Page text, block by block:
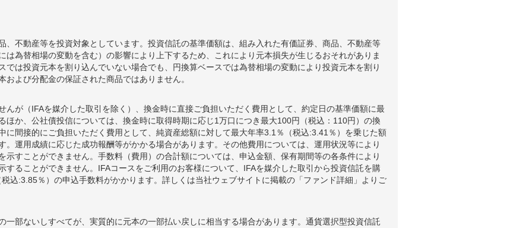
、不動産等を投資対象としています。投資信託の基準価額は、組み入れた有価証券、商品、不動産等
は為替相場の変動を含む）の影響により上下するため、これにより元本損失が生じるおそれがありま
では投資元本を割り込んでいない場合でも、円換算ベースでは為替相場の変動により投資元本を割り
よび分配金の保証された商品ではありません。
んが（IFAを媒介した取引を除く）、換金時に直接ご負担いただく費用として、約定日の基準価額に最
ほか、公社債投信については、換金時に取得時期に応じ1万口につき最大100円（税込：110円）の換
に間接的にご負担いただく費用として、純資産総額に対して最大年率3.1％（税込:3.41％）を乗じた額
。運用成績に応じた成功報酬等がかかる場合があります。その他費用については、運用状況等により
示すことができません。手数料（費用）の合計額については、申込金額、保有期間等の各条件により
することができません。IFAコースをご利用のお客様について、IFAを媒介した取引から投資信託を購
込:3.85％）の申込手数料がかかります。詳しくは当社ウェブサイトに掲載の「ファンド詳細」よりご
一部ないしすべてが、実質的に元本の一部払い戻しに相当する場合があります。通貨選択型投資信託